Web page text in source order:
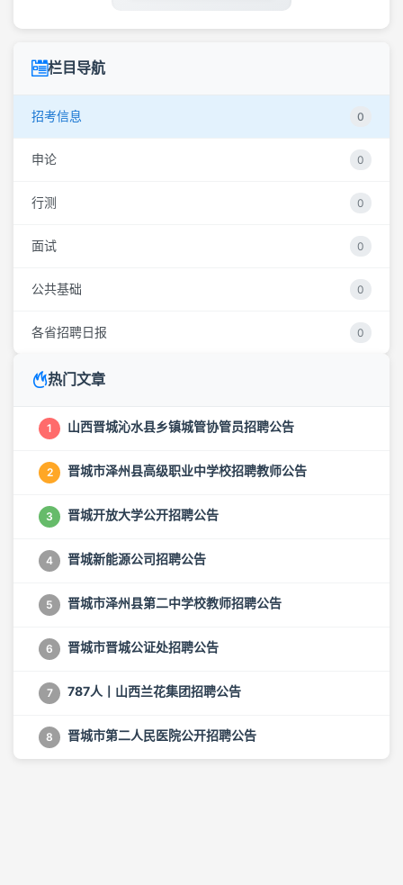
栏目导航
招考信息 0
申论 0
行测 0
面试 0
公共基础 0
各省招聘日报 0
热门文章
1 山西晋城沁水县乡镇城管协管员招聘公告
2 晋城市泽州县高级职业中学校招聘教师公告
3 晋城开放大学公开招聘公告
4 晋城新能源公司招聘公告
5 晋城市泽州县第二中学校教师招聘公告
6 晋城市晋城公证处招聘公告
7 787人丨山西兰花集团招聘公告
8 晋城市第二人民医院公开招聘公告